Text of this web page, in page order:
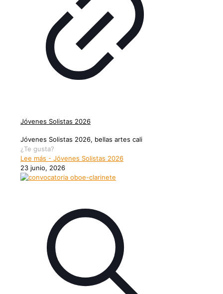
Jóvenes Solistas 2026
Jóvenes Solistas 2026, bellas artes cali
¿Te gusta?
Lee más - Jóvenes Solistas 2026
23 junio, 2026